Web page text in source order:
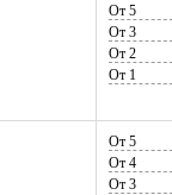
От 5
От 3
От 2
От 1
От 5
От 4
От 3